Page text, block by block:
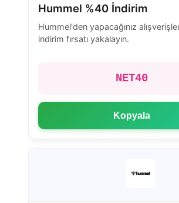
Hummel %40 İndirim
Hummel'den yapacağınız
indirim fırsatı yakalayın.
NET40
Kopyala